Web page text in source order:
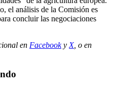
el análisis de la Comisión es
concluir las negociaciones
en Facebooky X, o en